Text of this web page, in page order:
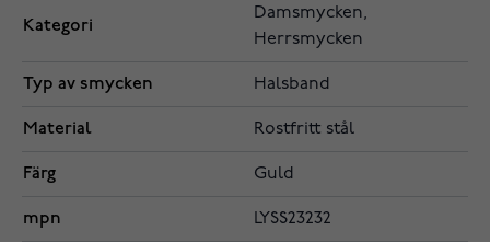
Kategori
Damsmycken,
Herrsmycken
Typ av smycken Halsband
Material Rostfritt stål
Färg Guld
mpn LYSS23232